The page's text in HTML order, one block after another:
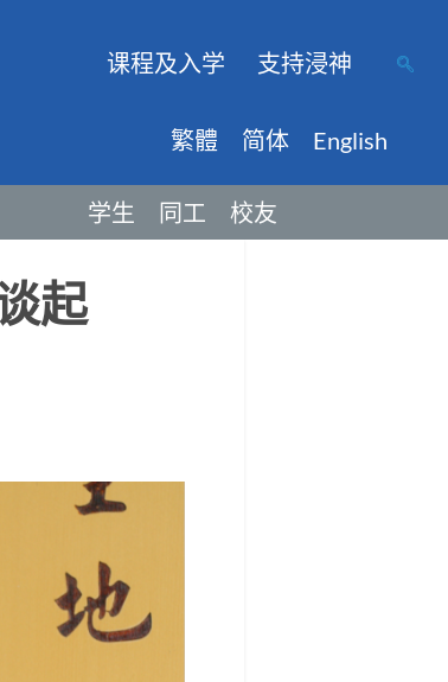
课程及入学 支持浸神
繁體 简体 English
学生 同工 校友
起